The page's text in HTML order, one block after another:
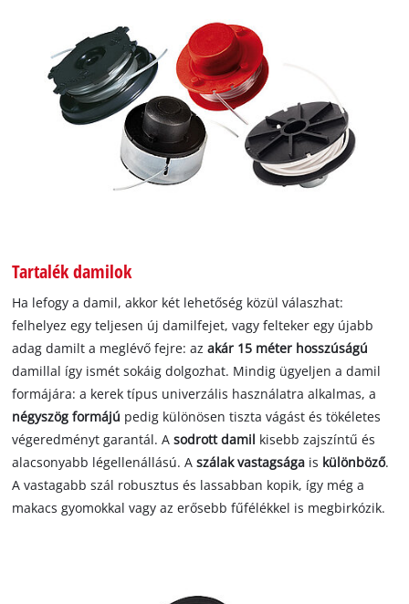
Tartalék damilok
Ha lefogy a damil, akkor két lehetőség közül válaszhat:
felhelyez egy teljesen új damilfejet, vagy felteker egy újabb
adag damilt a meglévő fejre: azakár 15 méter hosszúságú
damillal így ismét sokáig dolgozhat. Mindig ügyeljen a damil
formájára: a kerek típus univerzális használatra alkalmas, a
négyszög formájú pedig különösen tiszta vágást és tökéletes
végeredményt garantál. Asodrott damil kisebb zajszíntű és
alacsonyabb légellenállású. Aszálak vastagsága is különböző.
A vastagabb szál robusztus és lassabban kopik, így még a
makacs gyomokkal vagy az erősebb fűfélékkel is megbirkózik.